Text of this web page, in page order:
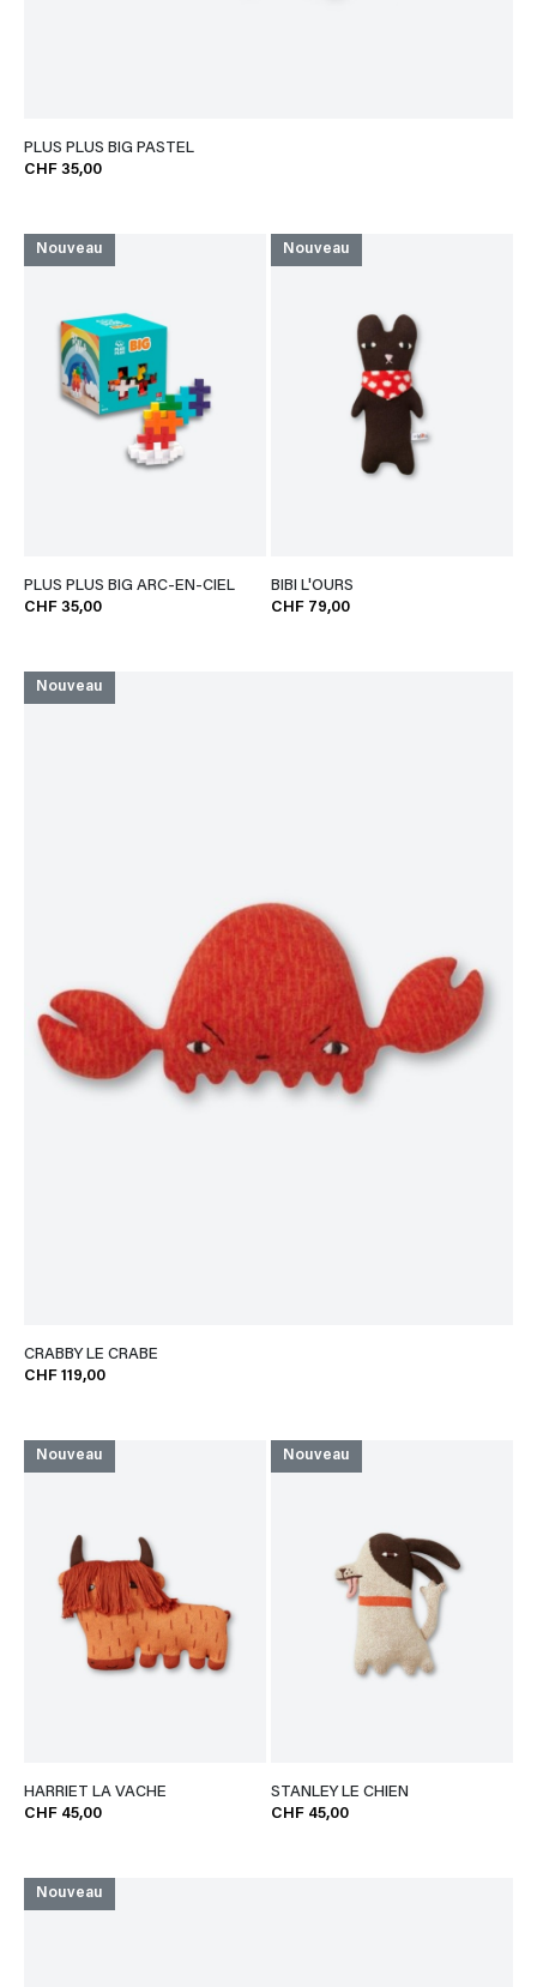
PLUS PLUS BIG PASTEL
CHF 35,00
Nouveau
PLUS PLUS BIG ARC-EN-CIEL
CHF 35,00
Nouveau
BIBI L'OURS
CHF 79,00
Nouveau
CRABBY LE CRABE
CHF 119,00
Nouveau
HARRIET LA VACHE
CHF 45,00
Nouveau
STANLEY LE CHIEN
CHF 45,00
Nouveau